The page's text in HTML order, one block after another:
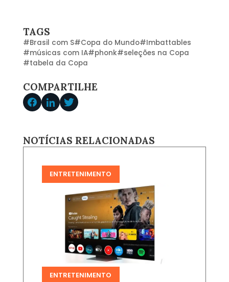
TAGS
#Brasil com S#Copa do Mundo#Imbattables
#músicas com IA#phonk#seleções na Copa
#tabela da Copa
COMPARTILHE
NOTÍCIAS RELACIONADAS
ENTRETENIMENTO
ENTRETENIMENTO